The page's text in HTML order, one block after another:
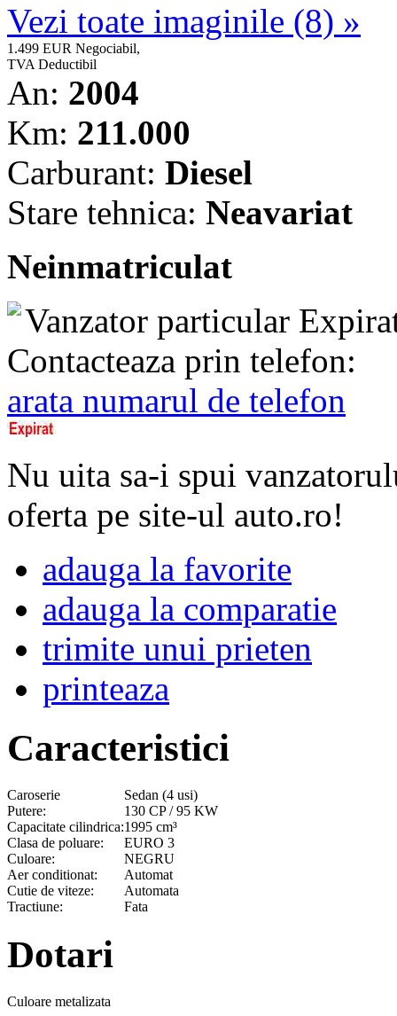
Vezi toate imaginile (8) »
1.499 EUR Negociabil,
TVA Deductibil
An: 2004
Km: 211.000
Carburant: Diesel
Stare tehnica: Neavariat
Neinmatriculat
Vanzator particular
Contacteaza prin telefon:
arata numarul de telefon
Nu uita sa-i spui
oferta pe site-ul auto.ro!
adauga la favorite
adauga la comparatie
trimite unui prieten
printeaza
Caracteristici
Caroserie
Sedan (4 usi)
Putere:
130 CP / 95 KW
Capacitate cilindrica:1995 cm³
Clasa de poluare:
EURO 3
Culoare:
NEGRU
Aer conditionat:
Automat
Cutie de viteze:
Automata
Tractiune:
Fata
Dotari
Culoare metalizata